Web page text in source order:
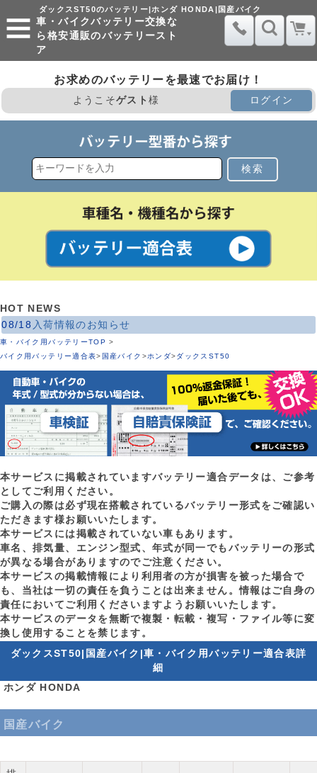
ダックスST50のバッテリー|ホンダ HONDA|国産バイク
車・バイクバッテリー交換な
ら格安通販のバッテリースト
ア
お求めのバッテリーを最速でお届け！
ようこそゲスト様 ログイン
検索
HOT NEWS
08/18 入荷情報のお知らせ
車・バイク用バッテリーTOP >
バイク用バッテリー適合表> 国産バイク >ホンダ>ダックスST50
本サービスに掲載されていますバッテリー適合データは、ご参考
としてご利用ください。
ご購入の際は必ず現在搭載されているバッテリー形式をご確認い
ただきます様お願いいたします。
本サービスには掲載されていない車もあります。
車名、排気量、エンジン型式、年式が同一でもバッテリーの形式
が異なる場合がありますのでご注意ください。
本サービスの掲載情報により利用者の方が損害を被った場合で
も、当社は一切の責任を負うことは出来ません。情報はご自身の
責任においてご利用くださいますようお願いいたします。
本サービスのデータを無断で複製・転載・複写・ファイル等に変
換し使用することを禁じます。
ダックスST50|国産バイク|車・バイク用バッテリー適合表詳
細
ホンダ HONDA
国産バイク